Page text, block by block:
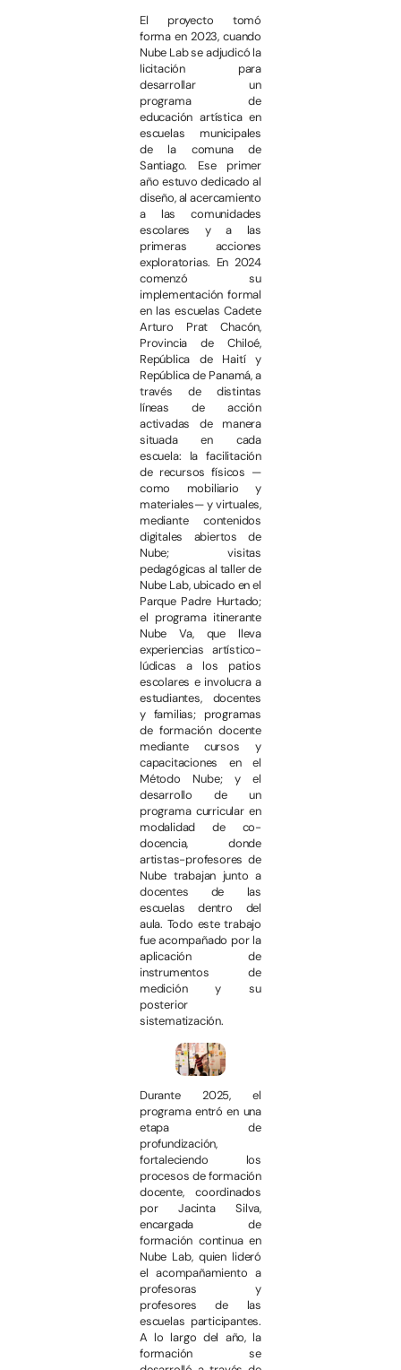
El proyecto tomó
forma en 2023, cuando
Nube Lab se adjudicó la
licitación para
desarrollar un
programa de
educación artística en
escuelas municipales
de la comuna de
Santiago. Ese primer
año estuvo dedicado al
diseño, al acercamiento
a las comunidades
escolares y a las
primeras acciones
exploratorias. En 2024
comenzó su
implementación formal
en las escuelas Cadete
Arturo Prat Chacón,
Provincia de Chiloé,
República de Haití y
República de Panamá, a
través de distintas
líneas de acción
activadas de manera
situada en cada
escuela: la facilitación
de recursos físicos —
como mobiliario y
materiales— y virtuales,
mediante contenidos
digitales abiertos de
Nube; visitas
pedagógicas al taller de
Nube Lab, ubicado en el
Parque Padre Hurtado;
el programa itinerante
Nube Va, que lleva
experiencias artístico-
lúdicas a los patios
escolares e involucra a
estudiantes, docentes
y familias; programas
de formación docente
mediante cursos y
capacitaciones en el
Método Nube; y el
desarrollo de un
programa curricular en
modalidad de co-
docencia, donde
artistas-profesores de
Nube trabajan junto a
docentes de las
escuelas dentro del
aula. Todo este trabajo
fue acompañado por la
aplicación de
instrumentos de
medición y su
posterior
sistematización.
Durante 2025, el
programa entró en una
etapa de
profundización,
fortaleciendo los
procesos de formación
docente, coordinados
por Jacinta Silva,
encargada de
formación continua en
Nube Lab, quien lideró
el acompañamiento a
profesoras y
profesores de las
escuelas participantes.
A lo largo del año, la
formación se